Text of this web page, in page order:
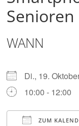
Treffpunkt
Tüfteln,
Digitalisieren
Klönen
Senioren
WANN
Di., 19.
10:00 - 12:00
ZUM